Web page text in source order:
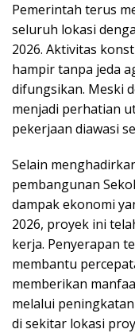
Pemerintah terus
seluruh lokasi
2026. Aktivitas
hampir tanpa jeda
difungsikan. Meski
menjadi perhatian
pekerjaan diawasi
Selain
pembangunan
dampak ekonomi
2026, proyek ini
kerja. Penyerapan
membantu
memberikan
melalui
di sekitar lokasi